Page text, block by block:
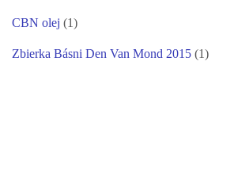
CBN olej (1)
Zbierka Básni Den Van Mond 2015 (1)